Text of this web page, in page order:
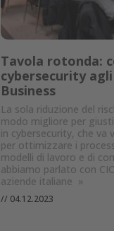
Tavola rotonda:
cybersecurity
Business
La sola riduzione del
modo migliore per
in cybersecurity, che
per ottimizzare i
modelli di lavoro e di
abbiamo parlato con
aziende italiane »
// 04.12.2023